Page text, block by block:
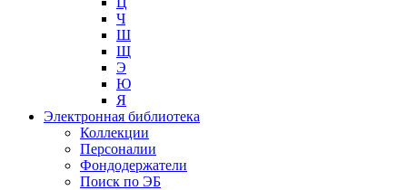
Ч
Ш
Щ
Э
Ю
Я
Электронная библиотека
Коллекции
Персоналии
Фондодержатели
Поиск по ЭБ